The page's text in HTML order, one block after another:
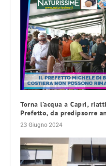
Torna l’acqua a Capri,
Prefetto, da predipsorre
23 Giugno 2024